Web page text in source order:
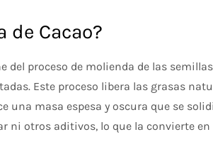
de Cacao?
del proceso de molienda de las
Este proceso libera las grasas
una masa espesa y oscura que se
ni otros aditivos, lo que la convierte